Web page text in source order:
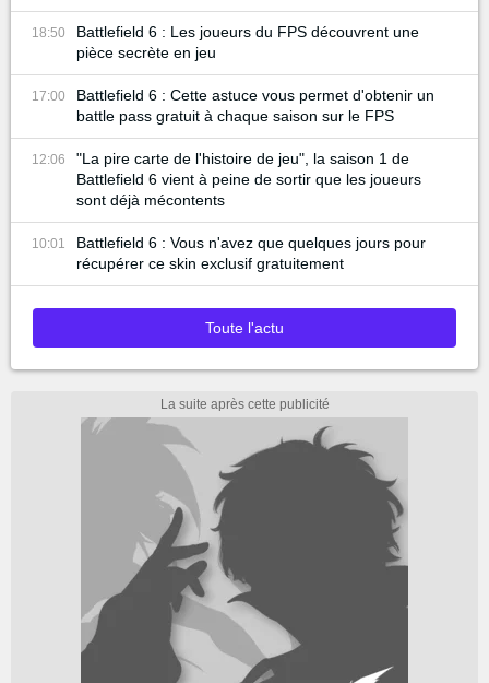
18:50
Battlefield 6 : Les joueurs du FPS découvrent une
pièce secrète en jeu
17:00
Battlefield 6 : Cette astuce vous permet d'obtenir un
battle pass gratuit à chaque saison sur le FPS
12:06
"La pire carte de l'histoire de jeu", la saison 1 de
Battlefield 6 vient à peine de sortir que les joueurs
sont déjà mécontents
10:01
Battlefield 6 : Vous n'avez que quelques jours pour
récupérer ce skin exclusif gratuitement
Toute l'actu